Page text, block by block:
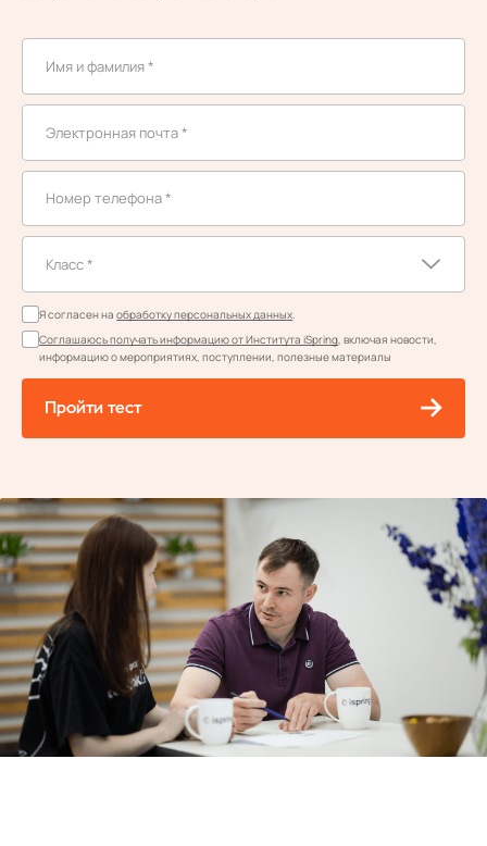
Я согласен наобработку персональных данных.
Соглашаюсь получать информацию от Института iSpring, включая новости,
информацию о мероприятиях, поступлении, полезные материалы
Пройти тест